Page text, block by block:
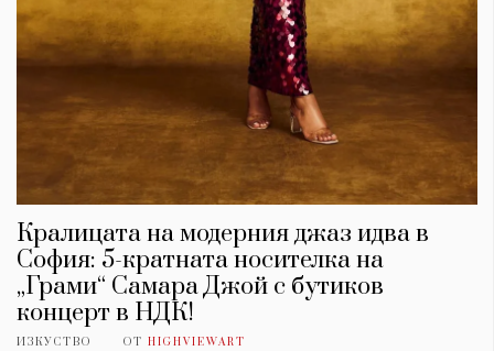
Кралицата на модерния джаз идва в
София: 5-кратната носителка на
„Грами“ Самара Джой с бутиков
концерт в НДК!
ИЗКУСТВО ОТ HIGHVIEWART
КАТЕГОРИИ
Подкасти
Мода
Изкуство
Красота
Гурме
Пътувай
Wellness
ЗА НАС
Условия за
ползване
За нас
Реклама
Политика за
поверителност
СЛЕДВАЙТЕ НИ